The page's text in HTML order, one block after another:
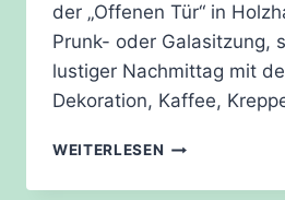
der „Offenen Tür“ in
Prunk- oder Galasitzung,
lustiger Nachmittag mit
Dekoration, Kaffee,
WEITERLESEN KARNEVAL